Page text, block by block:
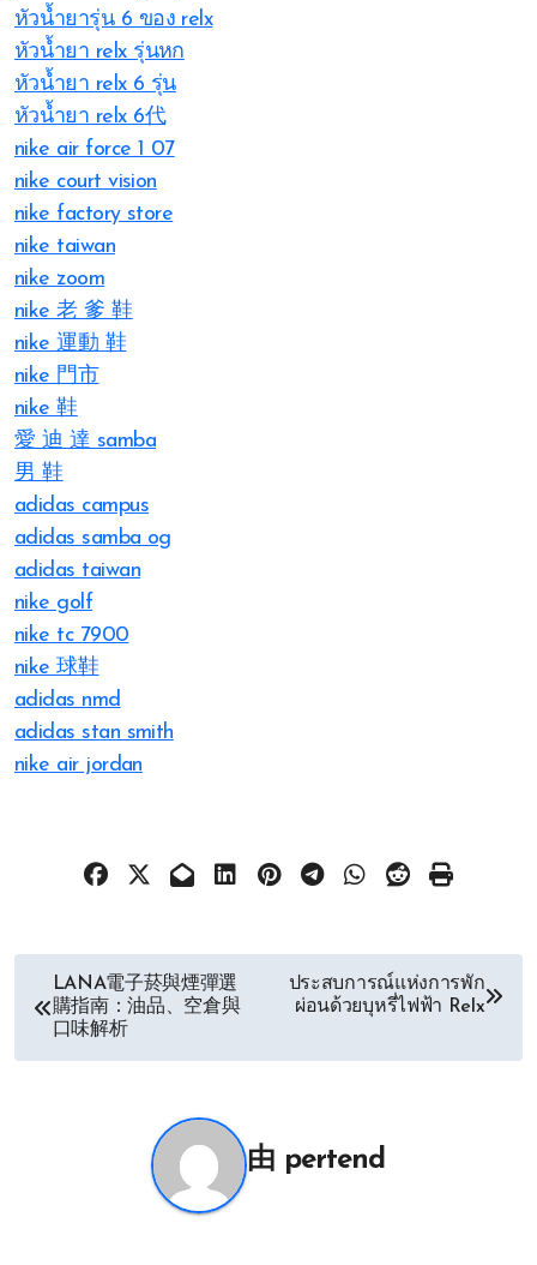
หัวน้ำยารุ่น 6 ของ relx
หัวน้ำยา relx รุ่นหก
หัวน้ำยา relx 6 รุ่น
หัวน้ำยา relx 6代
nike air force 1 07
nike court vision
nike factory store
nike taiwan
nike zoom
nike 老 爹 鞋
nike 運動 鞋
nike 門市
nike 鞋
愛 迪 達 samba
男 鞋
adidas campus
adidas samba og
adidas taiwan
nike golf
nike tc 7900
nike 球鞋
adidas nmd
adidas stan smith
nike air jordan
LANA電子菸與煙彈選
購指南：油品、空倉與
口味解析
ประสบการณ์แห่งการพัก
ผ่อนด้วยบุหรี่ไฟฟ้า Relx
由 pertend